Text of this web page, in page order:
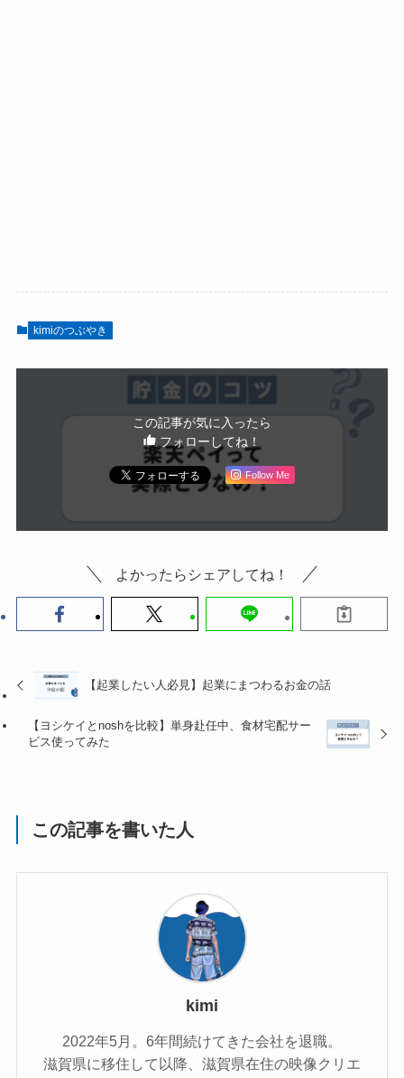
kimiのつぶやき
この記事が気に入ったら
フォローしてね！
Follow Me
よかったらシェアしてね！
【起業したい人必見】起業にまつわるお金の話
【ヨシケイとnoshを比較】単身赴任中、食材宅配サー
ビス使ってみた
この記事を書いた人
kimi
2022年5月。6年間続けてきた会社を退職。
滋賀県に移住して以降、滋賀県在住の映像クリエ